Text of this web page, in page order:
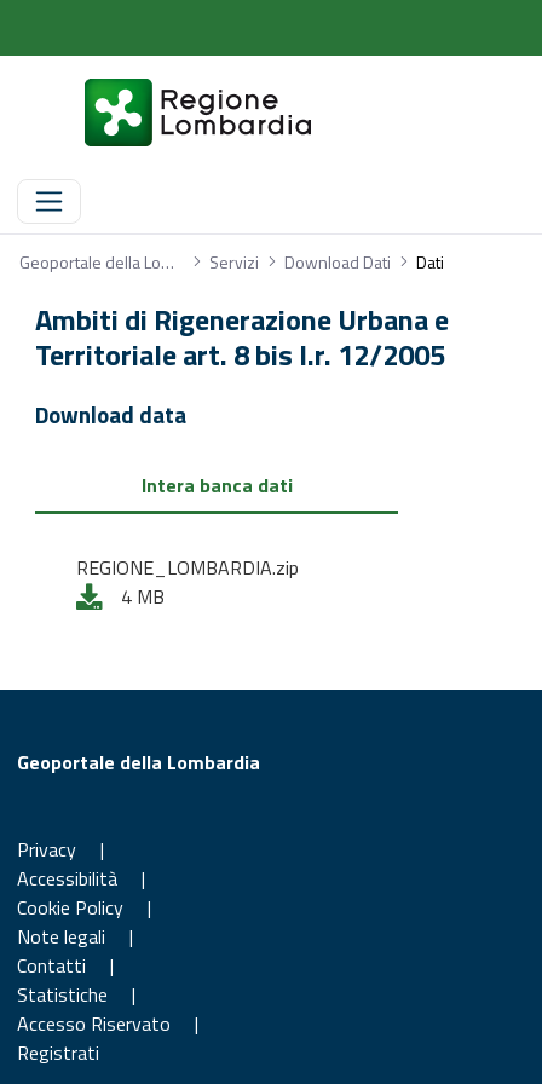
Dati Geoportale della Lombardia Servizi Download Dati Dati
Ambiti di Rigenerazione Urbana e
Territoriale art. 8 bis l.r. 12/2005
Download data
Intera banca dati
REGIONE_LOMBARDIA.zip
4 MB
Geoportale della Lombardia
Privacy
|
Accessibilità
|
Cookie Policy
|
Note legali
|
Contatti
|
Statistiche
|
Accesso Riservato
|
Registrati